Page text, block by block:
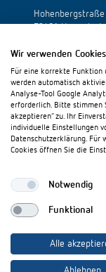
72401 Haigerloch
Fax: +49 (0)74
E-Mail:
Wir verwenden Cookies
Für eine korrekte Funktion
werden automatisch
Analyse-Tool Google
erforderlich. Bitte stimmen
akzeptieren“ zu. Ihr
individuelle Einstellungen
Datenschutzerklärung. Für
Cookies öffnen Sie die
Notwendig
Funktional
Alle